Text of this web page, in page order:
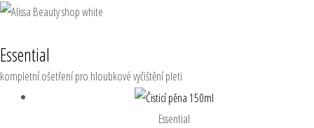
Přeskočit
obsah
Essential
kompletní ošetření pro hloubkové vyčištění pleti
Essential